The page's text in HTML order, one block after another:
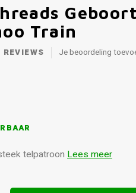
Train
REVIEWS Je beoordeling
telpatroon Lees meer